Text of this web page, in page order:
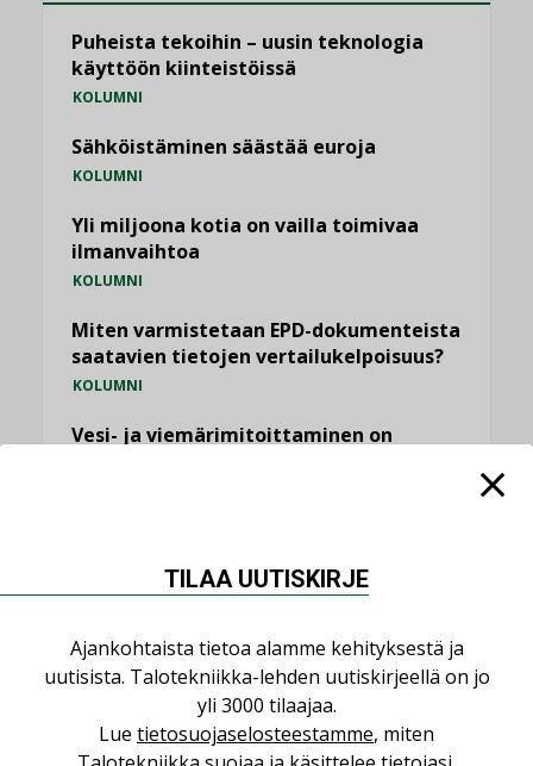
Puheista tekoihin – uusin teknologia
käyttöön kiinteistöissä
KOLUMNI
Sähköistäminen säästää euroja
KOLUMNI
Yli miljoona kotia on vailla toimivaa
ilmanvaihtoa
KOLUMNI
Miten varmistetaan EPD-dokumenteista
saatavien tietojen vertailukelpoisuus?
KOLUMNI
Vesi- ja viemärimitoittaminen on
NIMITYKSET
TILAA UUTISKIRJE
Ajankohtaista tietoa alamme kehityksestä ja
uutisista. Talotekniikka-lehden uutiskirjeellä on jo
yli 3000 tilaajaa.
Lue tietosuojaselosteestamme, miten